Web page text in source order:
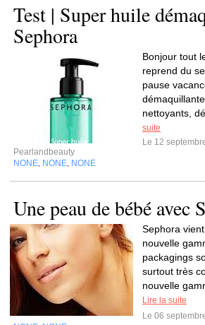
Test | Super huile
Sephora
Bonjour tout
reprend du
pause
nettoyants,
suite
Le 12
Pearlandbeauty
NONE NONE NONE
Une peau de bébé avec
Sephora
nouvelle
packagings
surtout très
nouvelle
Lire la suite
Le 06